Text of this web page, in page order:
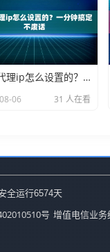
手机代理ip怎么设置的？一分钟搞定不废话
06 31 人在看
全运行6574天
号 增值电信业